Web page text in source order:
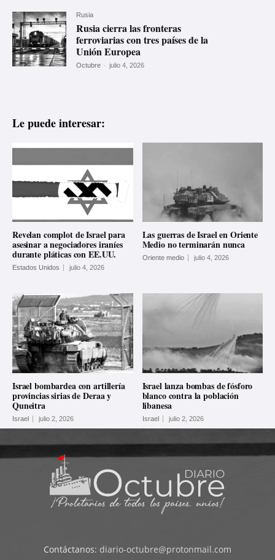
Rusia
Rusia cierra las fronteras
ferroviarias con tres países de la
Unión Europea
Octubre - julio 4, 2026
Le puede interesar:
Revelan complot de Israel para
asesinar a negociadores iraníes
durante pláticas con EE.UU.
Estados Unidos julio 4, 2026
Las guerras de Israel en Oriente
Medio no terminarán nunca
Oriente medio julio 4, 2026
Israel bombardea con artillería
provincias sirias de Deraa y
Quneitra
Israel julio 2, 2026
Israel lanza bombas de fósforo
blanco contra la población
libanesa
Israel julio 2, 2026
Contáctanos: diario-octubre@protonmail.com